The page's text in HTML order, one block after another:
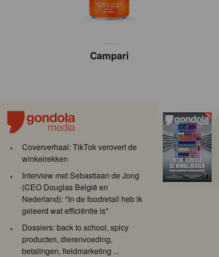
Campari
Coververhaal: TikTok verovert de
winkelrekken
Interview met Sebastiaan de Jong
(CEO Douglas België en
Nederland): "In de foodretail heb ik
geleerd wat efficiëntie is"
Dossiers: back to school, spicy
producten, dierenvoeding,
betalingen, fieldmarketing ...